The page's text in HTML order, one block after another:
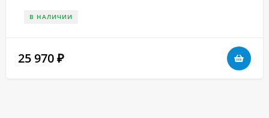
В НАЛИЧИИ
25 970 ₽